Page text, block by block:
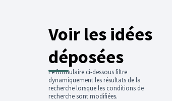
Voir les idées
déposées
Le formulaire ci-dessous filtre
dynamiquement les résultats de la
recherche lorsque les conditions de
recherche sont modifiées.